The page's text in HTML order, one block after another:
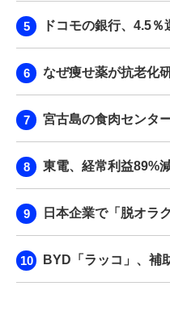
ドコモの銀行、4.5
なぜ痩せ薬が抗老化
宮古島の食肉センタ
東電、経常利益89%
日本企業で「脱オラ
BYD「ラッコ」、補